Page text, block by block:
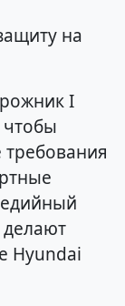
на
I
чтобы
Hyundai